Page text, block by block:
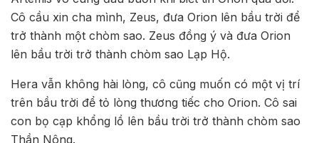
Cô cầu xin cha mình, Zeus, đưa Orion lên bầu trời để
trở thành một chòm sao. Zeus đồng ý và đưa Orion
lên bầu trời trở thành chòm sao Lạp Hộ.
Hera vẫn không hài lòng, cô cũng muốn có một vị trí
trên bầu trời để tỏ lòng thương tiếc cho Orion. Cô sai
con bọ cạp khổng lồ lên bầu trời trở thành chòm sao
Thần Nông.